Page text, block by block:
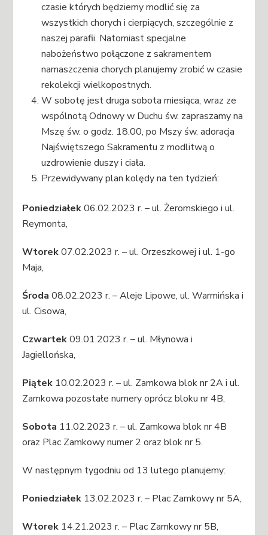
czasie których będziemy modlić się za
wszystkich chorych i cierpiących, szczególnie z
naszej parafii. Natomiast specjalne
nabożeństwo połączone z sakramentem
namaszczenia chorych planujemy zrobić w czasie
rekolekcji wielkopostnych.
W sobotę jest druga sobota miesiąca, wraz ze
wspólnotą Odnowy w Duchu św. zapraszamy na
Mszę św. o godz. 18.00, po Mszy św. adoracja
Najświętszego Sakramentu z modlitwą o
uzdrowienie duszy i ciała.
Przewidywany plan kolędy na ten tydzień:
Poniedziałek06.02.2023 r. – ul. Żeromskiego i ul.
Reymonta,
Wtorek07.02.2023 r. – ul. Orzeszkowej i ul. 1-go
Maja,
Środa 08.02.2023 r. – Aleje Lipowe, ul. Warmińska i
ul. Cisowa,
Czwartek09.01.2023 r. – ul. Młynowa i
Jagiellońska,
Piątek 10.02.2023 r. – ul. Zamkowa blok nr 2A i ul.
Zamkowa pozostałe numery oprócz bloku nr 4B,
Sobota 11.02.2023 r. – ul. Zamkowa blok nr 4B
oraz Plac Zamkowy numer 2 oraz blok nr 5.
W następnym tygodniu od 13 lutego planujemy:
Poniedziałek 13.02.2023 r. – Plac Zamkowy nr 5A,
Wtorek 14.21.2023 r. – Plac Zamkowy nr 5B,